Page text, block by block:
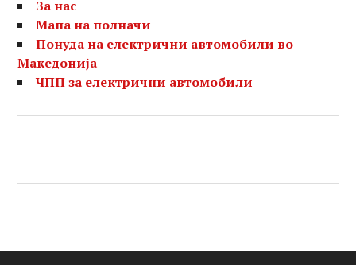
За нас
Мапа на полначи
Понуда на електрични автомобили во
Македонија
ЧПП за електрични автомобили